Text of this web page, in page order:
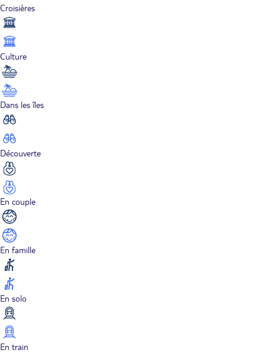
Croisières
Culture
Dans les îles
Découverte
En couple
En famille
En solo
En train